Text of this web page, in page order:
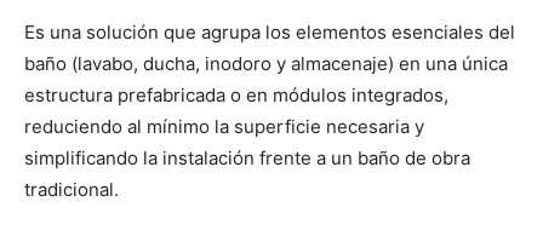
Es una solución que agrupa los elementos esenciales del
baño (lavabo, ducha, inodoro y almacenaje) en una única
estructura prefabricada o en módulos integrados,
reduciendo al mínimo la superficie necesaria y
simplificando la instalación frente a un baño de obra
tradicional.